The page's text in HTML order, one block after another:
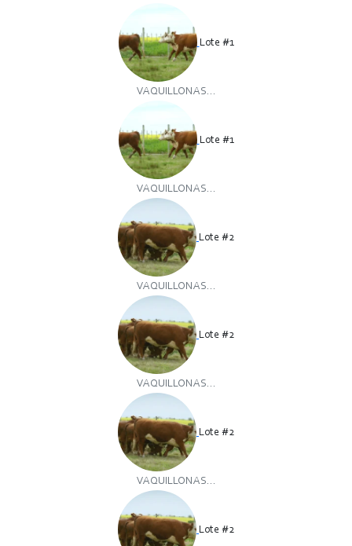
Lote #1
VAQUILLONAS...
Lote #1
VAQUILLONAS...
Lote #2
VAQUILLONAS...
Lote #2
VAQUILLONAS...
Lote #2
VAQUILLONAS...
Lote #2